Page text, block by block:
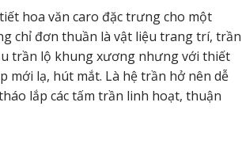
hoa văn caro đặc trưng cho một
chỉ đơn thuần là vật liệu trang trí, trần
trần lộ khung xương nhưng với thiết
mới lạ, hút mắt. Là hệ trần hở nên dễ
lắp các tấm trần linh hoạt, thuận